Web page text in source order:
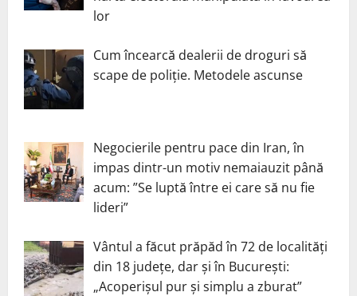
lor
Cum încearcă dealerii de droguri să
scape de poliție. Metodele ascunse
Negocierile pentru pace din Iran, în
impas dintr-un motiv nemaiauzit până
acum: ”Se luptă între ei care să nu fie
lideri”
Vântul a făcut prăpăd în 72 de localități
din 18 județe, dar și în București:
„Acoperișul pur și simplu a zburat”